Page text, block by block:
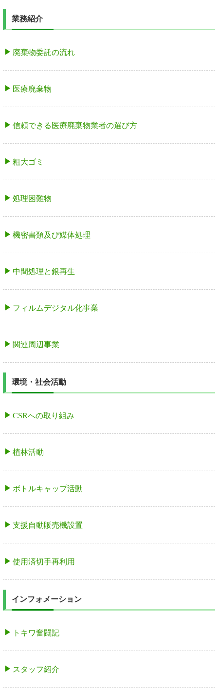
業務紹介
廃棄物委託の流れ
医療廃棄物
信頼できる医療廃棄物業者の選び方
粗大ゴミ
処理困難物
機密書類及び媒体処理
中間処理と銀再生
フィルムデジタル化事業
関連周辺事業
環境・社会活動
CSRへの取り組み
植林活動
ボトルキャップ活動
支援自動販売機設置
使用済切手再利用
インフォメーション
トキワ奮闘記
スタッフ紹介